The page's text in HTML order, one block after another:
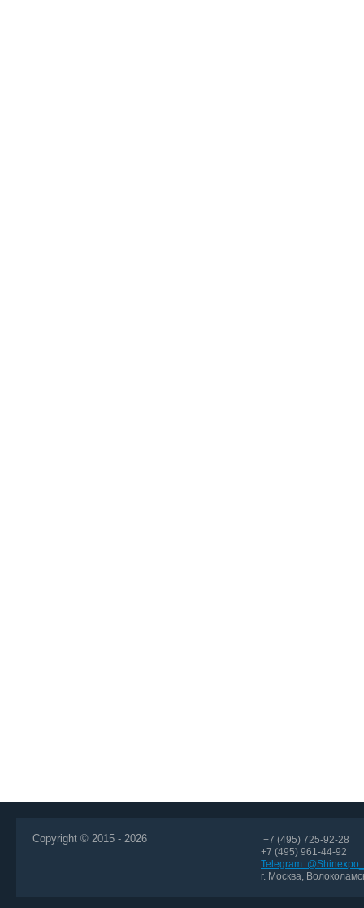
Copyright © 2015 - 2026
+7 (495) 725-92-28
+7 (495) 961-44-92
Telegram:
г. Москва,